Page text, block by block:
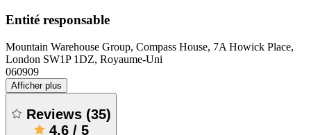
Entité responsable
Mountain Warehouse Group, Compass House, 7A Howick Place,
London SW1P 1DZ, Royaume-Uni
060909
Afficher plus
Reviews (35)
4.6/ 5